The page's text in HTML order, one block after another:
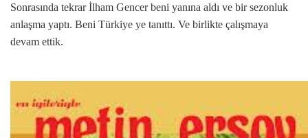
Sonrasında tekrar İlham Gencer beni yanına aldı ve bir sezonluk
anlaşma yaptı. Beni Türkiye ye tanıttı. Ve birlikte çalışmaya
devam ettik.